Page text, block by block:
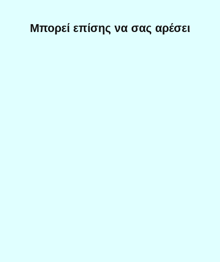
Μπορεί επίσης να σας αρέσει